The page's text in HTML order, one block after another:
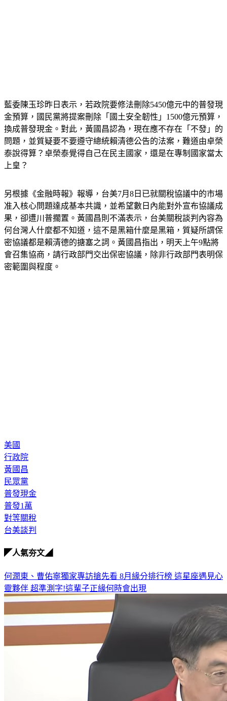
藍委陳玉珍昨日表示，若政院要修法刪除5450億元中的普發現
金預算，國民黨將提案刪除「國土安全韌性」1500億元預算，
換成普發現金。對此，黃國昌認為，現在應不存在「不發」的
問題，並質疑要不要遵守總統賴清德公告的法案，難道由卓榮
泰說得算？卓榮泰覺得自己在民主國家，還是在專制國家當太
上皇？
另根據《金融時報》報導，台美7月8日已就關稅協議中的市場
准入核心問題達成基本共識，並希望數日內能對外宣布協議成
果，卻遭川普擱置。黃國昌則不滿表示，台美關稅談判內容為
何台灣人什麼都不知道，這不是黑箱什麼是黑箱，質疑所謂保
密協議都是賴清德的搪塞之詞。黃國昌指出，明天上午9點將
會召集協商，請行政部門交出保密協議，除非行政部門表明保
密範圍與程度。
美國
行政院
黃國昌
民眾黨
普發現金
普發1萬
對等關稅
台美談判
◤人氣夯文◢
何潤東、曹佑寧獨家專訪搶先看 8月緣分排行榜 這星座遇見心
靈夥伴 超準測字!這輩子正緣何時會出現